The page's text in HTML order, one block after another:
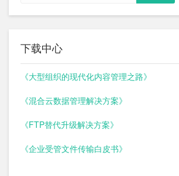
下载中心
《大型组织的现代化内容管理之路》
《混合云数据管理解决方案》
《FTP替代升级解决方案》
《企业受管文件传输白皮书》